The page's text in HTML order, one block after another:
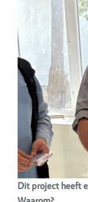
Dit project heeft